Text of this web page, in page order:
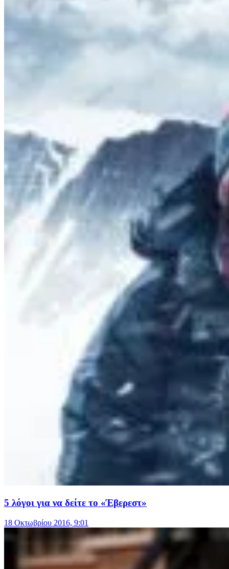
5 λόγοι για να δείτε το «Έβερεστ»
18 Οκτωβρίου 2016, 9:01